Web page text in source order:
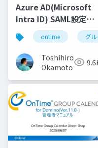
Azure AD(Microsoft
Intra ID) SAML設定マ
ニュアルontime グ
Toshihiro
Okamoto